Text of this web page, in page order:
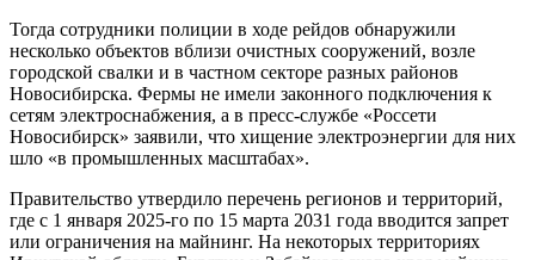
Тогда сотрудники полиции в ходе рейдов обнаружили
несколько объектов вблизи очистных сооружений, возле
городской свалки и в частном секторе разных районов
Новосибирска. Фермы не имели законного подключения к
сетям электроснабжения, а в пресс-службе «Россети
Новосибирск» заявили, что хищение электроэнергии для них
шло «в промышленных масштабах».
Правительство утвердило перечень регионов и территорий,
где с 1 января 2025-го по 15 марта 2031 года вводится запрет
или ограничения на майнинг. На некоторых территориях